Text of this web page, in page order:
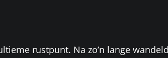
rustpunt. Na zo’n lange